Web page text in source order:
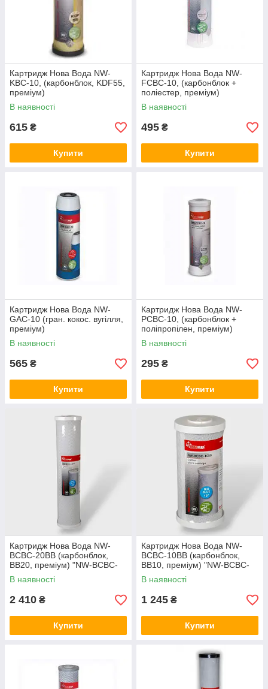
Картридж Нова Вода NW-
KBC-10, (карбонблок, KDF55,
преміум)
В наявності
615 ₴
Купити
Картридж Нова Вода NW-
FCBC-10, (карбонблок +
поліестер, преміум)
В наявності
495 ₴
Купити
Картридж Нова Вода NW-
GAC-10 (гран. кокос. вугілля,
преміум)
В наявності
565 ₴
Купити
Картридж Нова Вода NW-
PCBC-10, (карбонблок +
поліпропілен, преміум)
В наявності
295 ₴
Купити
Картридж Нова Вода NW-
BCBC-20BB (карбонблок,
BB20, преміум) "NW-BCBC-
20BB"
В наявності
2 410 ₴
Купити
Картридж Нова Вода NW-
BCBC-10BB (карбонблок,
BB10, преміум) "NW-BCBC-
10BB"
В наявності
1 245 ₴
Купити